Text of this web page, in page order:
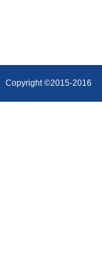
Copyright ©2015-2016